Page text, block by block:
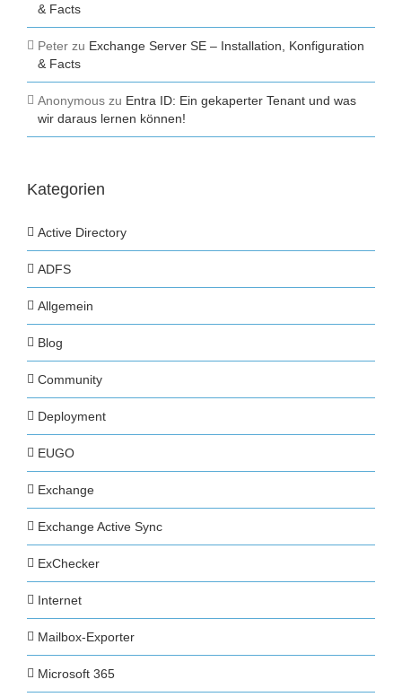
& Facts
Peter zu Exchange Server SE – Installation, Konfiguration
& Facts
Anonymous zu Entra ID: Ein gekaperter Tenant und was
wir daraus lernen können!
Kategorien
Active Directory
ADFS
Allgemein
Blog
Community
Deployment
EUGO
Exchange
Exchange Active Sync
ExChecker
Internet
Mailbox-Exporter
Microsoft 365